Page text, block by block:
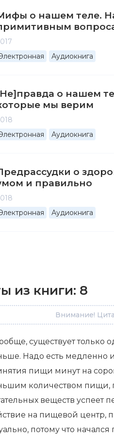
о нашем теле.
Аудиокнига
о нашем
мы верим
Аудиокнига
о
и правильно
Аудиокнига
из книги: 8
Внимание!
существует только
Надо есть медленно
пищи минут на
количеством пищи,
веществ успеет
на пищевой центр,
потому что